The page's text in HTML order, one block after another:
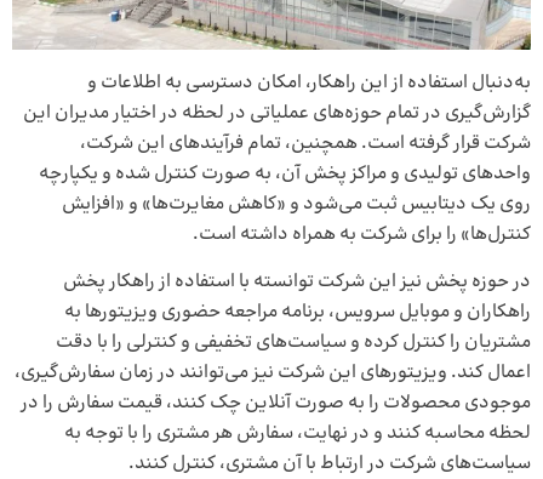
به‌دنبال استفاده از این راهکار، امکان دسترسی به اطلاعات و
گزارش‌گیری در تمام حوزه‌های عملیاتی در لحظه در اختیار مدیران این
شرکت قرار گرفته است. همچنین، تمام فرآیندهای این شرکت،
واحدهای تولیدی و مراکز پخش آن، به صورت کنترل شده و یکپارچه
روی یک دیتابیس ثبت می‌شود و «کاهش مغایرت‌ها» و «افزایش
کنترل‌ها» را برای شرکت به همراه داشته است.
در حوزه پخش نیز این شرکت توانسته با استفاده از راهکار پخش
راهکاران و موبایل سرویس، برنامه مراجعه حضوری ویزیتورها به
مشتریان را کنترل کرده و سیاست‌های تخفیفی و کنترلی را با دقت
اعمال کند. ویزیتورهای این شرکت نیز می‌توانند در زمان سفارش‌گیری،
موجودی محصولات را به صورت آنلاین چک کنند، قیمت سفارش را در
لحظه محاسبه کنند و در نهایت، سفارش هر مشتری را با توجه به
سیاست‌های شرکت در ارتباط با آن مشتری، کنترل کنند.